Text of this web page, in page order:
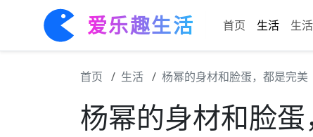
爱乐趣生活 首页 生活 生
首页 生活 杨幂的身材和脸蛋，都是完美
杨幂的身材和脸